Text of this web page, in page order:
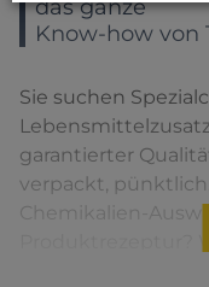
das ganze
Know-how von
Sie suchen
garantierter
verpackt,
Chemikalien-
Lösungen für den